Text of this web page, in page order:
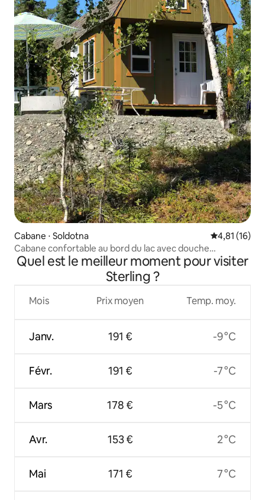
Cabane ⋅ Soldotna Évaluation
4,81 (16)
Cabane confortable au bord du lac avec douche
spacieuse et 2 lits.
Quel est le meilleur moment pour visiter
Sterling ?
Mois
Janv.
Févr.
Mars
Avr.
Mai
Prix moyen
191 €
191 €
178 €
153 €
171 €
Temp. moy.
-9 °C
-7 °C
-5 °C
2 °C
7 °C